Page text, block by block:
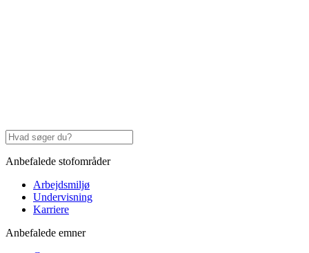
Anbefalede stofområder
Arbejdsmiljø
Undervisning
Karriere
Anbefalede emner